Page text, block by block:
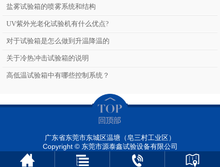
小型高低温湿热交变试验箱
盐雾试验箱的喷雾系统和结构
UV紫外光老化试验机有什么优点?
对于试验箱是怎么做到升温降温的
关于冷热冲击试验箱的说明
高低温试验箱中有哪些控制系统？
广东省东莞市东城区温塘（皂三村工业区）
Copyright © 东莞市源泰鑫试验设备有限公司